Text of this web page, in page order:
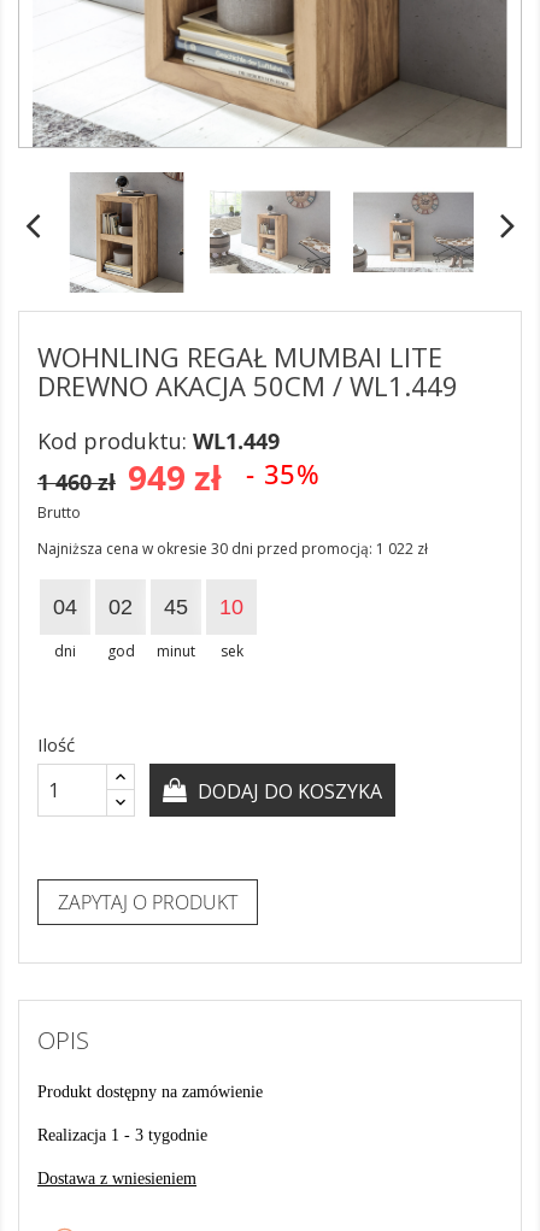
OPIS
Produkt dostępny na zamówienie
Realizacja 1 - 3 tygodnie
Dostawa z wniesieniem
WOHNLING REGAŁ MUMBAI LITE
DREWNO AKACJA 50CM / WL1.449
Kod produktu: WL1.449
949 zł - 35%
1 460 zł
Brutto
Najniższa cena w okresie 30 dni przed promocją: 1 022 zł
04
dni
02
god
45
minut
10
sek
Ilość
DODAJ DO KOSZYKA
ZAPYTAJ O PRODUKT